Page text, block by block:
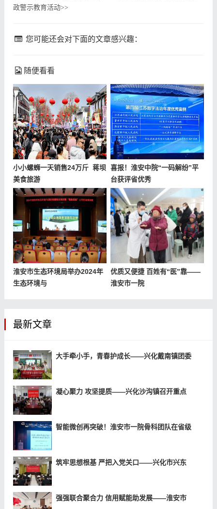
政警示教育活动>>
您可能还会对下面的文章感兴趣：
随便看看
小小螺蛳一天销售24万斤 蒋坝
美食旅游
喜报！淮安中院“一码解纷”平
台获评省优秀
淮安市生态环境局举办2024年
生态环境与
优质又便捷 百姓有“医”靠——
淮安市一院
最新文章
大手牵小手，青春护成长——兴化戴南镇团委
凝心聚力 攻坚提质——兴化沙沟镇召开重点
智能微创再突破！淮安市一院骨科团队在省级
筑牢思想根基 严把入党关口——兴化市兴东
强强联合聚合力 信用赋能助发展——淮安市